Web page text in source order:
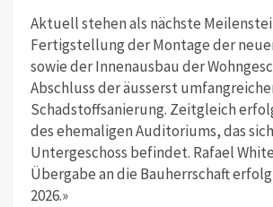
Aktuell stehen als nächste
Fertigstellung der Montage der
sowie der Innenausbau der
Abschluss der äusserst
Schadstoffsanierung. Zeitgleich
des ehemaligen Auditoriums, das
Untergeschoss befindet. Rafael
Übergabe an die Bauherrschaft
2026.»